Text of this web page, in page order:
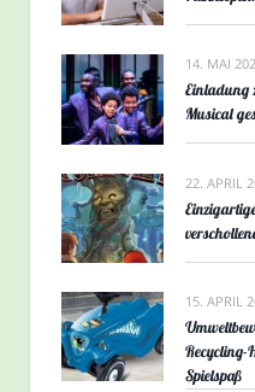
14. MAI
Einladung
Musical
22. APRIL
15. APRIL
Recycling-
Spielspaß